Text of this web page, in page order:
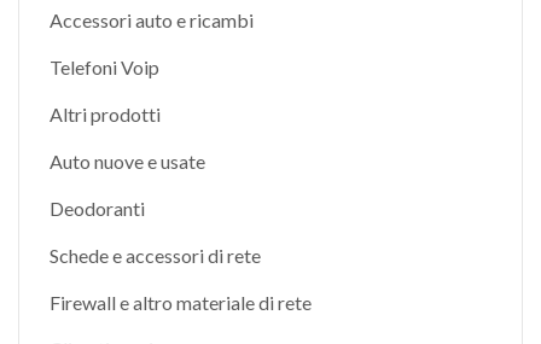
Accessori auto e ricambi
Telefoni Voip
Altri prodotti
Auto nuove e usate
Deodoranti
Schede e accessori di rete
Firewall e altro materiale di rete